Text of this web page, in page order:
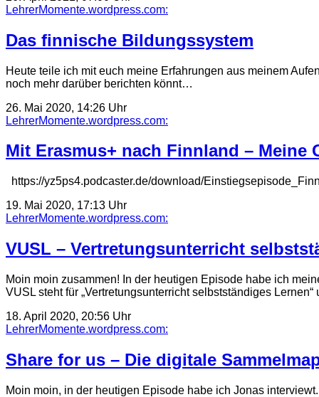
LehrerMomente.wordpress.com:
Das finnische Bildungssystem
Heute teile ich mit euch meine Erfahrungen aus meinem
noch mehr darüber berichten könnt…
26. Mai 2020, 14:26 Uhr
LehrerMomente.wordpress.com:
Mit Erasmus+ nach Finnland – Meine
https://yz5ps4.podcaster.de/download/
19. Mai 2020, 17:13 Uhr
LehrerMomente.wordpress.com:
VUSL – Vertretungsunterricht
Moin moin zusammen! In der heutigen Episode habe ich
VUSL steht für „Vertretungsunterricht selbstständiges
18. April 2020, 20:56 Uhr
LehrerMomente.wordpress.com:
Share for us – Die digitale
Moin moin, in der heutigen Episode habe ich Jonas